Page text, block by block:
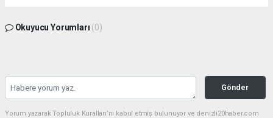
Okuyucu Yorumları (0)
Gönder
Yorum yazarak Topluluk Kuralları’nı kabul etmiş bulunuyor ve denizli20haber.com